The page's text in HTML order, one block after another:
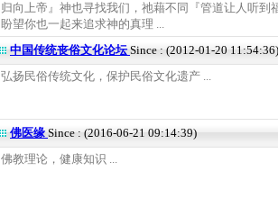
归向上帝』神也寻找我们，祂藉不同『管道让人听到
盼望你也一起来追求神的真理 ...
中国传统丧俗文化论坛Since : (2012-01-20 11:54:36)
弘扬民俗传统文化，保护民俗文化遗产 ...
佛医缘 Since : (2016-06-21 09:14:39)
佛教理论，健康知识 ...